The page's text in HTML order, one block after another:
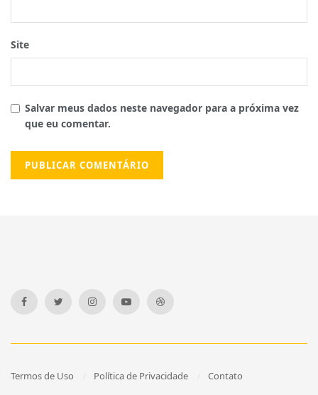
Site
Salvar meus dados neste navegador para a próxima vez
que eu comentar.
Termos de Uso Política de Privacidade Contato